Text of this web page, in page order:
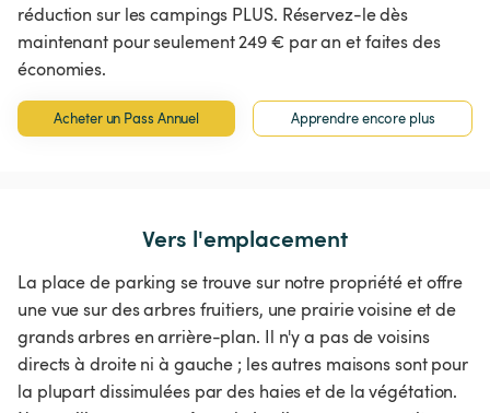
réduction sur les campings PLUS. Réservez-le dès
maintenant pour seulement 249 € par an et faites des
économies.
Acheter un Pass Annuel Apprendre encore plus
Vers l'emplacement
La place de parking se trouve sur notre propriété et offre
une vue sur des arbres fruitiers, une prairie voisine et de
grands arbres en arrière-plan. Il n'y a pas de voisins
directs à droite ni à gauche ; les autres maisons sont pour
la plupart dissimulées par des haies et de la végétation.